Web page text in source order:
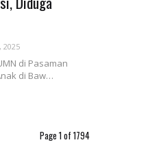
2025
di Pasaman
di Baw…
Page 1 of 1794